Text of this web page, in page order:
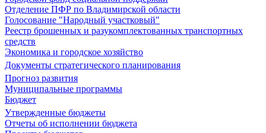
Отделение ПФР по Владимирской области
Голосование "Народный участковый"
Реестр брошенных и разукомплектованных транспортных
средств
Экономика и городское хозяйство
Документы стратегического планирования
Прогноз развития
Муниципальные программы
Бюджет
Утвержденные бюджеты
Отчеты об исполнении бюджета